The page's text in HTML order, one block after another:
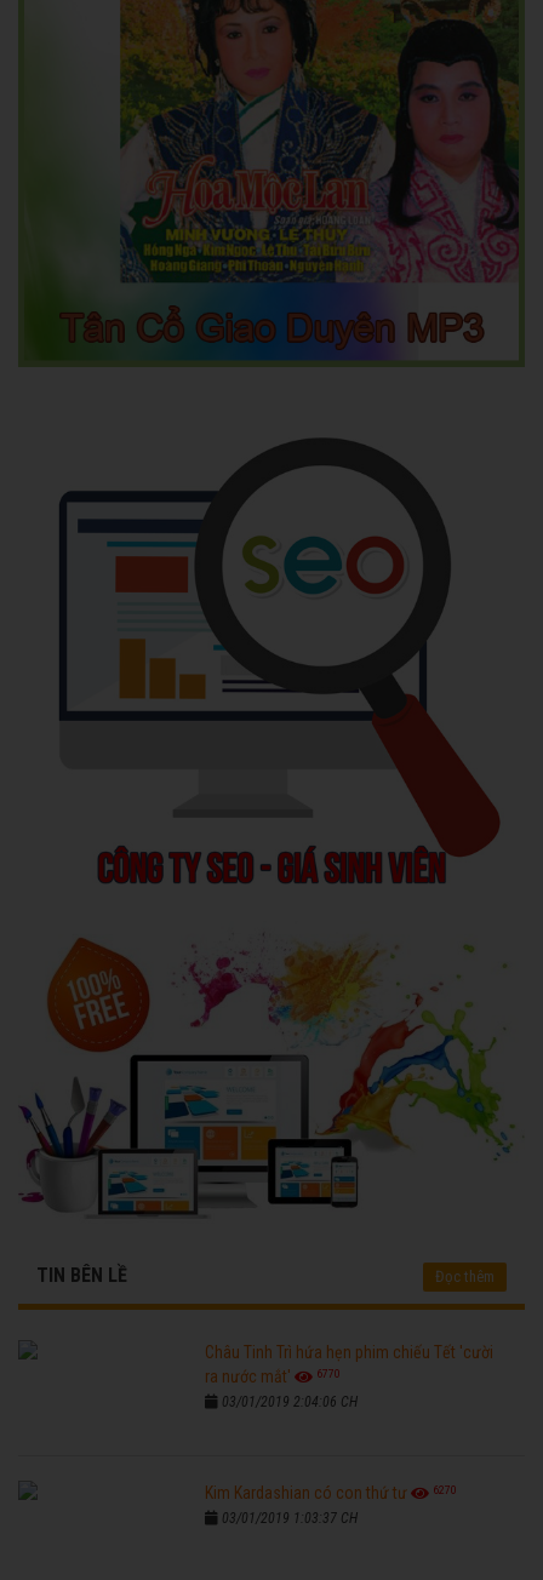
TIN BÊN LỀ Đọc thêm
Châu Tinh Trì hứa hẹn phim chiếu Tết 'cười
ra nước mắt'
6770
03/01/2019 2:04:06 CH
Kim Kardashian có con thứ tư 6270
03/01/2019 1:03:37 CH